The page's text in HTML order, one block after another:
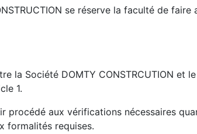
se réserve la faculté de faire
la Société DOMTY CONSTRCUTION et
1.
aux vérifications nécessaires
formalités requises.